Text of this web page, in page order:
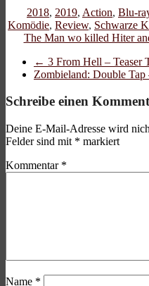
2018, 2019, Action, Blu-
Komödie, Review, Schwarze
The Man wo killed Hiter
← 3 From Hell – Teaser
Zombieland: Double Tap
Schreibe einen
Deine E-Mail-Adresse wird
Felder sind mit * markiert
Kommentar *
Name *